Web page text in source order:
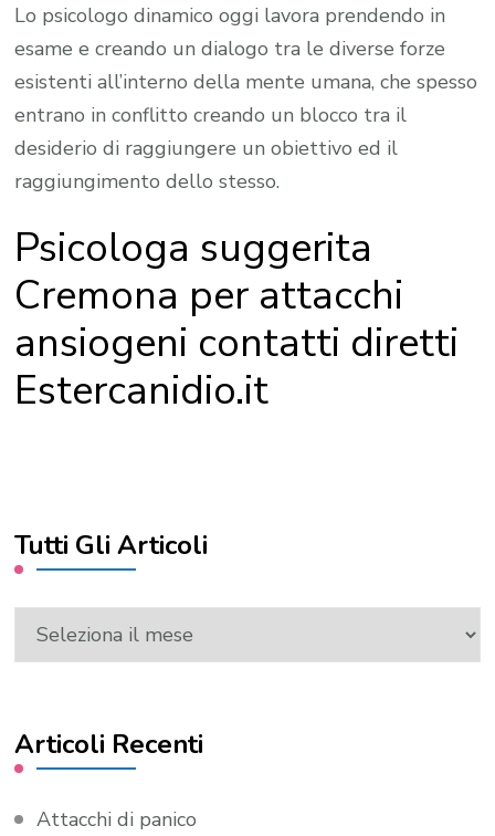
Lo psicologo dinamico oggi lavora prendendo in
esame e creando un dialogo tra le diverse forze
esistenti all’interno della mente umana, che spesso
entrano in conflitto creando un blocco tra il
desiderio di raggiungere un obiettivo ed il
raggiungimento dello stesso.
Psicologa suggerita
Cremona per attacchi
ansiogeni contatti diretti
Estercanidio.it
Tutti Gli Articoli
Tutti
Gli
Articoli Recenti
Attacchi di panico